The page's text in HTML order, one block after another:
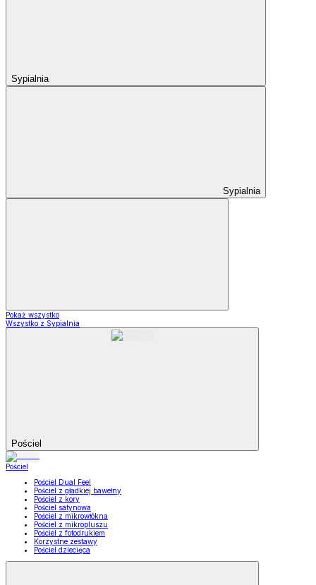
Sypialnia
Sypialnia
Pokaż wszystko
Wszystko z Sypialnia
Pościel
Pościel
Pościel Dual Feel
Pościel z gładkiej bawełny
Pościel z kory
Pościel satynowa
Pościel z mikrowłókna
Pościel z mikropluszu
Pościel z fotodrukiem
Korzystne zestawy
Pościel dziecięca